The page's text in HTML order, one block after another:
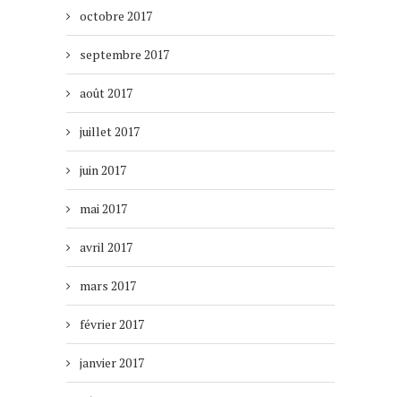
octobre 2017
septembre 2017
août 2017
juillet 2017
juin 2017
mai 2017
avril 2017
mars 2017
février 2017
janvier 2017